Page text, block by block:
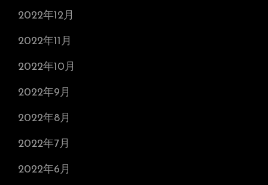
2022年12月
2022年11月
2022年10月
2022年9月
2022年8月
2022年7月
2022年6月